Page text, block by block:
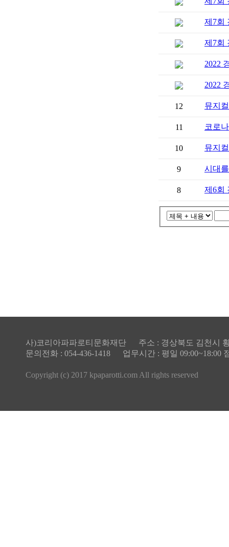
제7회
제7회
2022
2022
12 뮤지
11 코로
10 뮤지
9 시대
8 제6회
사)코리아파파로티문화재단 주소 : 경상북도 김천시
문의전화 : 054-436-1418 업무시간 : 평일 09:00~18:00
Copyright (c) 2017 kpaparotti.com All rights reserved